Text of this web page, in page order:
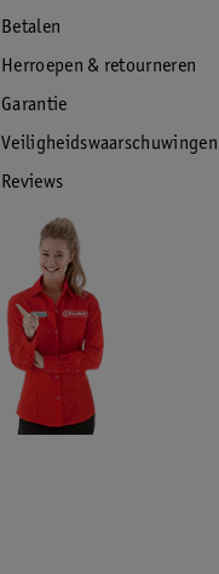
Betalen
Herroepen & retourneren
Garantie
Veiligheidswaarschuwingen
Reviews